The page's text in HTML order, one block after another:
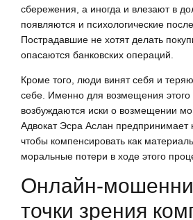
сбережения, а иногда и влезают в
появляются и психологические
Пострадавшие не хотят делать
опасаются банковских операций.
Кроме того, люди винят себя и
себе. Именно для возмещения
возбуждаются иски о возмещении
Адвокат Эсра Аслан предпринимает
чтобы компенсировать как
моральные потери в ходе этого
Онлайн-
точки зрения